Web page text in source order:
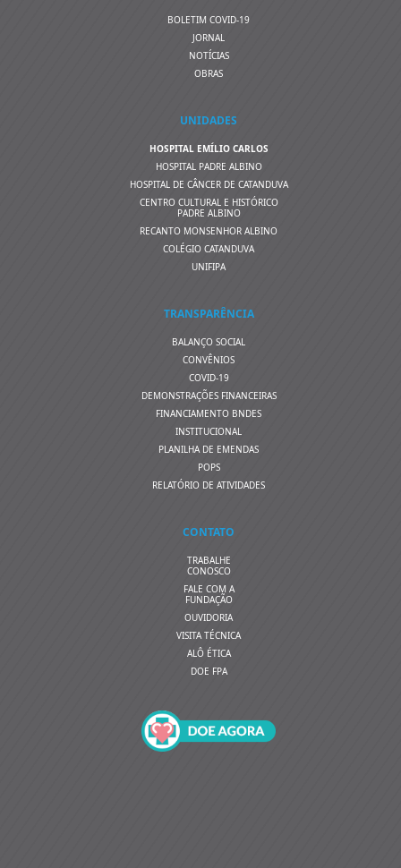
BOLETIM COVID-19
JORNAL
NOTÍCIAS
OBRAS
UNIDADES
HOSPITAL EMÍLIO CARLOS
HOSPITAL PADRE ALBINO
HOSPITAL DE CÂNCER DE CATANDUVA
CENTRO CULTURAL E HISTÓRICO
PADRE ALBINO
RECANTO MONSENHOR ALBINO
COLÉGIO CATANDUVA
UNIFIPA
TRANSPARÊNCIA
BALANÇO SOCIAL
CONVÊNIOS
COVID-19
DEMONSTRAÇÕES FINANCEIRAS
FINANCIAMENTO BNDES
INSTITUCIONAL
PLANILHA DE EMENDAS
POPS
RELATÓRIO DE ATIVIDADES
CONTATO
TRABALHE
CONOSCO
FALE COM A
FUNDAÇÃO
OUVIDORIA
VISITA TÉCNICA
ALÔ ÉTICA
DOE FPA